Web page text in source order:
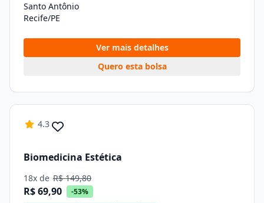
Santo Antônio
Recife/PE
Ver mais detalhes
Quero esta bolsa
4.3
Biomedicina Estética
18x de R$ 149,80
R$ 69,90 -53%